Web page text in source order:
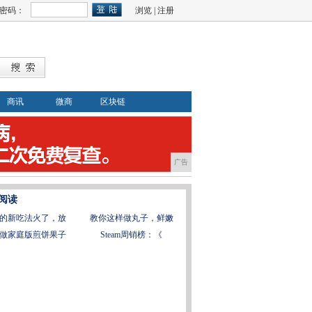
码： 浏览 注册
商讯 微商 区块链
广告
读
新吃法火了，放
教你这样做丸子，鲜嫩
家庭版煎饼果子
Steam周销榜：《